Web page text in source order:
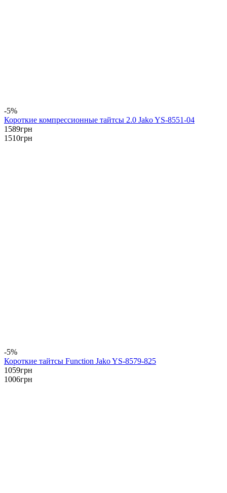
-5%
Короткие компрессионные тайтсы 2.0 Jako YS-8551-04
1589грн
1510грн
-5%
Короткие тайтсы Function Jako YS-8579-825
1059грн
1006грн